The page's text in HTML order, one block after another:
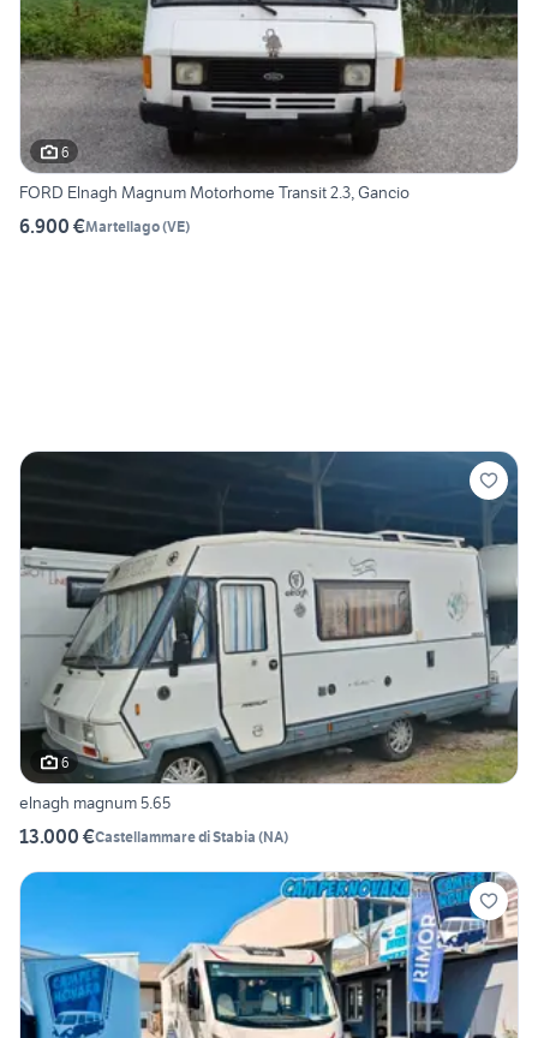
6
FORD Elnagh Magnum Motorhome Transit 2.3, Gancio
6.900 €Martellago(VE)
6
elnagh magnum 5.65
13.000 €Castellammare di Stabia (NA)